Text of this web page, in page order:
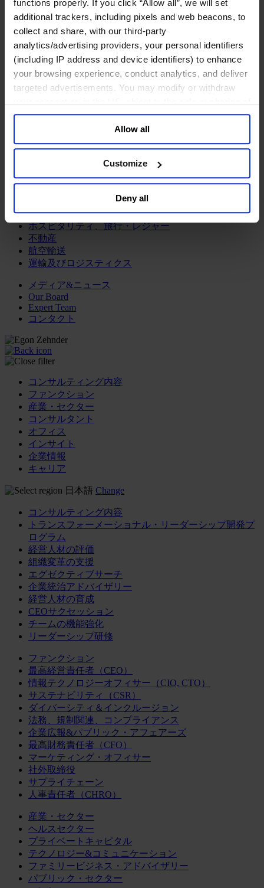
functions properly. If you click “Allow all”, we will set
additional trackers, including pixels and web beacons, to
collect and share, with our third-party
analytics/advertising providers, your personal identifiers
(including IP address and device identifiers) to enhance
your browsing experience, conduct analytics, and deliver
targeted advertisements. You may modify or withdraw
your data for targeted advertising, by clicking “Do Not
Sell or Share My Personal Information” in the footer of
the website. You must opt-out of each device and each
browser. For additional information and retention terms
general collection and use of personal information see
Allow all
Customize
Deny all
鉱業・金属
アセットマネジメント
インフラ事業
ウェルスマネジメント
デジタル資産、暗号資産、Web3
プライベート・エクイティ
リスクマネジメント
投資銀行及びマーケット
政府系投資ファンド
サービス
プロフェッショナルサービス
ホスピタリティ、旅行・レジャー
不動産
航空輸送
運輸及びロジスティクス
メディア&ニュース
Our Board
Expert Team
コンタクト
コンサルティング内容
ファンクション
産業・セクター
コンサルタント
オフィス
インサイト
企業情報
キャリア
日本語 Change
コンサルティング内容
トランスフォーメーショナル・リーダーシップ開発プ
ログラム
経営人材の評価
組織変革の支援
エグゼクティブサーチ
企業統治アドバイザリー
経営人材の育成
CEOサクセッション
チームの機能強化
リーダーシップ研修
ファンクション
最高経営責任者（CEO）
情報テクノロジーオフィサー（CIO, CTO）
サステナビリティ（CSR）
ダイバーシティ＆インクルージョン
法務、規制関連、コンプライアンス
企業広報&パブリック・アフェアーズ
最高財務責任者（CFO）
マーケティング・オフィサー
社外取締役
サプライチェーン
人事責任者（CHRO）
産業・セクター
ヘルスセクター
プライベートキャピタル
テクノロジー&コミュニケーション
ファミリービジネス・アドバイザリー
パブリック・セクター